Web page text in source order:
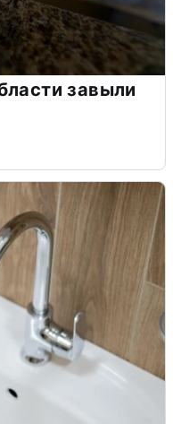
завыли